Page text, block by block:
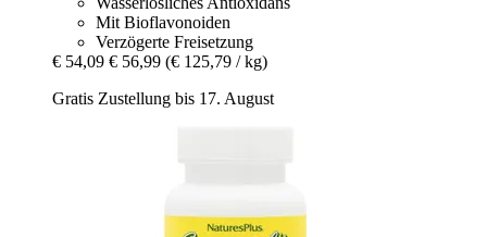
Mit Bioflavonoiden
Verzögerte Freisetzung
€ 54,09 € 56,99 (€ 125,79 / kg)
Gratis Zustellung bis 17. August